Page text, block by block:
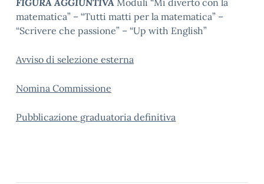
FIGURA AGGIUNTIVA Moduli “Mi diverto con la
matematica” – “Tutti matti per la matematica” –
“Scrivere che passione” – “Up with English”
Avviso di selezione esterna
Nomina Commissione
Pubblicazione graduatoria definitiva